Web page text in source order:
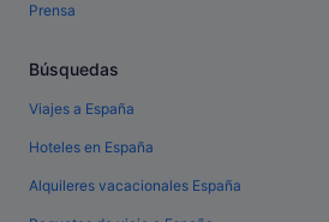
Prensa
Búsquedas
Viajes a España
Hoteles en España
Alquileres vacacionales España